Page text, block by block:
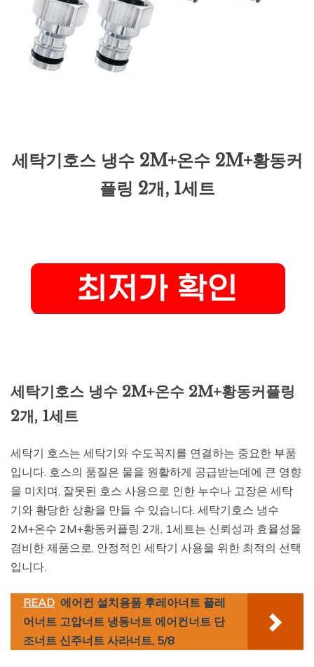
세탁기호스 냉수 2M+온수 2M+황동커
플링 2개, 1세트
세탁기호스 냉수 2M+온수 2M+황동커플링
2개, 1세트
세탁기 호스는 세탁기와 수도꼭지를 연결하는 중요한 부품
입니다. 호스의 품질은 물을 원활하게 공급받는데에 큰 영향
을 미치며, 잘못된 호스 사용으로 인한 누수나 고장은 세탁
기와 황당한 상황을 만들 수 있습니다. 세탁기호스 냉수
2M+온수 2M+황동커플링 2개, 1세트는 신뢰성과 효율성을
겸비한 제품으로, 안정적인 세탁기 사용을 위한 최적의 선택
입니다.
READ 에어컨 설치용품 후레아너트 플레
어너트 고압너트 냉동너트 에어컨너트 단
조너트 신주너트 사라너트, 5/8